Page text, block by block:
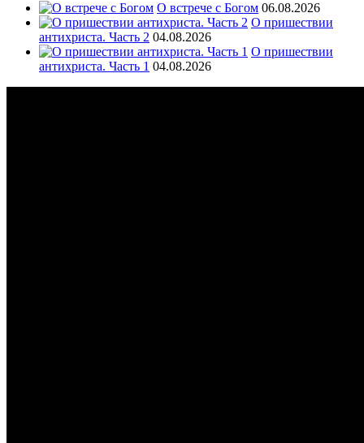
О встрече с Богом 06.08.2026
О пришествии
антихриста. Часть 2 04.08.2026
О пришествии
антихриста. Часть 1 04.08.2026